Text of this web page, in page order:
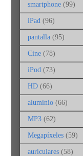
smartphone (99)
iPad (96)
pantalla (95)
Cine (78)
iPod (73)
HD (66)
aluminio (66)
MP3 (62)
Megapíxeles (59)
auriculares (58)